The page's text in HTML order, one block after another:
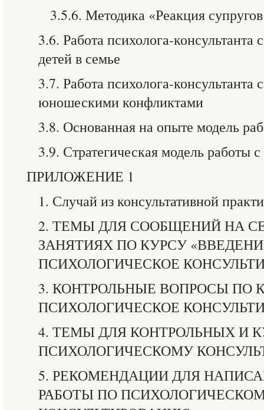
3.5.6. Методика «Реакция
3.6. Работа психолога-
детей в семье
3.7. Работа психолога-консультанта
юношескими конфликтами
3.8. Основанная на опыте модель
3.9. Стратегическая модель работы
ПРИЛОЖЕНИЕ 1
1. Случай из консультативной
2. ТЕМЫ ДЛЯ СООБЩЕНИЙ НА
ЗАНЯТИЯХ ПО КУРСУ
ПСИХОЛОГИЧЕСКОЕ
3. КОНТРОЛЬНЫЕ ВОПРОСЫ ПО
ПСИХОЛОГИЧЕСКОЕ
4. ТЕМЫ ДЛЯ КОНТРОЛЬНЫХ И
ПСИХОЛОГИЧЕСКОМУ
5. РЕКОМЕНДАЦИИ ДЛЯ
РАБОТЫ ПО